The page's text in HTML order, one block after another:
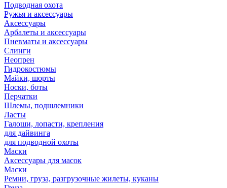
Подводная охота
Ружья и аксессуары
Аксессуары
Арбалеты и аксессуары
Пневматы и аксессуары
Слинги
Неопрен
Гидрокостюмы
Майки, шорты
Носки, боты
Перчатки
Шлемы, подшлемники
Ласты
Галоши, лопасти, крепления
для дайвинга
для подводной охоты
Маски
Аксессуары для масок
Маски
Ремни, груза, разгрузочные жилеты, куканы